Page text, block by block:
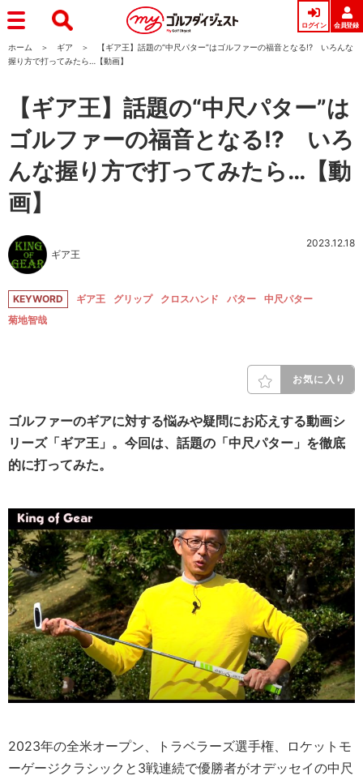
ログイン 会員登録
ホーム ギア
【ギア王】話題の“中尺パター”はゴルファーの福音となる!? いろんな
握り方で打ってみたら…【動画】
【ギア王】話題の“中尺パター”は
ゴルファーの福音となる!? いろ
んな握り方で打ってみたら…【動
画】
ギア王
2023.12.18
KEYWORD ギア王 グリップ クロスハンド パター
中尺パター
菊地智哉
お気に入り
ゴルファーのギアに対する悩みや疑問にお応えする動画シ
リーズ「ギア王」。今回は、話題の「中尺パター」を徹底
的に打ってみた。
2023年の全米オープン、トラベラーズ選手権、ロケットモ
ーゲージクラシックと3戦連続で優勝者がオデッセイの中尺